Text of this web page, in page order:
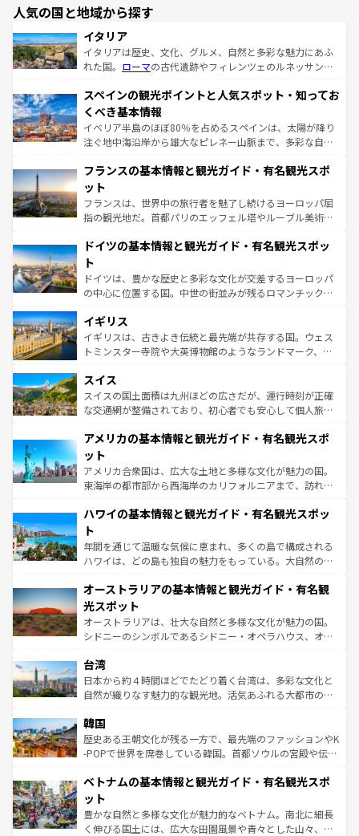
人気の国と地域から探す
イタリア
イタリアは歴史、文化、グルメ、自然と多彩な魅力にあふ
れた国。 ローマの古代遺跡やフィレンツェのルネッサンス
ろん、トスカーナの美しい田園風景やアマルフィ海岸の絶
景など、自然景観も見逃せない。観光の合間には、本場の
ピザやパスタなど、絶品のイタリア料理を堪能することも
できる。朝目覚めてから夜眠るまで、すべての瞬間を楽し
なお、新着のイタリア情報はコンテンツ一覧を参照してほ
しい。
スペインの観光ポイントと人気スポット・知ってお
くべき基本情報
イベリア半島のほぼ80％を占めるスペインは、太陽が降り
注ぐ地中海沿岸から雄大なピレネー山脈まで、多彩な自然
文化が根付くこの国では、情熱的なフラメンコ、熱気あふ
れる闘牛、そして美味しいタパスが生活の一部となってい
る。首都マドリードの洗練された雰囲気や、バルセロナの
アートに溢れた街角から、地方では古代ローマ遺跡や中世
せる。地方によって風土や気候が異なるスペインはその個
ンテンツ一覧 を参照してほしい。
フランスの基本情報と観光ガイド・有名観光スポ
ット
フランスは、世界中の旅行者を魅了し続けるヨーロッパ屈
指の観光地だ。首都パリのエッフェル塔やルーブル美術館
で、幅広い魅力が詰まっている。華麗な宮殿、歴史的な大
聖堂、美しいビーチ、そして豊かな自然が、訪れる者を心
から魅了する。また、フランスは美食の国としても知ら
れ、フランス料理はユネスコ無形文化遺産にも登録されて
香り高いラベンダー畑など、多彩な楽しみ方が可能だ。さ
らに、パリ以外の地域にも魅力が溢れており、どの街角に
も豊かな歴史と文化が息づいている。パリ以外の個性あふ
を参照してほしい。
ドイツの基本情報と観光ガイド・有名観光スポッ
ト
ドイツは、豊かな歴史と多彩な文化が交差するヨーロッパ
の中心に位置する国。中世の街並みが残るロマンチック街
顔を持つこの国は、どこを歩いても飽きることがない。ベ
ルリンの文化的活気、バイエルン州のアルプスの絶景、そ
してライン川沿いのワイン畑といった風景は必見。ビール
は、お酒好きな人にはぜひ体験してほしい。 なお、新着の
ドイツ情報はコンテンツ一覧を参照してほしい。
イギリス
イギリスは、古きよき伝統と最先端が共存する国。ウェス
トミンスター寺院や大英博物館のようなランドマーク、歴
リアごとに異なる魅力がある。また、優雅なアフタヌーン
ティー、ビール好きにはたまらない英国パブ、サッカー観
戦など、本場だからこそできる体験も豊富。イギリスを旅
ンツ一覧を参照してほしい。
スイス
スイスの国土面積は九州ほどの広さだが、運行時刻が正確
な交通網が整備されており、初心者でも安心して個人旅行
の建物がそのまま残る町や、スイスならではのユニークな
博物館もあり、アルプス観光だけでなく町歩きも満喫する
ことができる。国民の所得が高いため物価も高いが、旅行
者向けの交通パス提供のサービスもあり、うまく活用すれ
着のスイス情報はコンテンツ一覧を参照してほしい。
アメリカの基本情報と観光ガイド・有名観光スポ
ット
アメリカ合衆国は、広大な土地と多様な文化が魅力の国。
東海岸の都市部から西海岸のカリフォルニアまで、訪れる
のような巨大都市は、観光、ショッピング、エンターテイ
ンメントが詰まった刺激的なスポットだ。一方、アメリカ
西部には大自然が広がり、グランドキャニオンやイエロー
ストーン国立公園といった絶景が堪能できる。さらに、南
文化が魅力。旅行者はアメリカの各地域で異なる魅力を楽
しみながら、その多様性と豊かな歴史を感じることができ
るだろう。車でのロードトリップや列車の旅も、アメリカ
ならではの贅沢な旅のスタイルだ。 なお、新着のアメリカ
情報は コンテンツ一覧 を参照してほしい。
ハワイの基本情報と観光ガイド・有名観光スポッ
ト
年間を通じて温暖な気候に恵まれ、多くの島で構成される
ハワイは、どの島も独自の魅力をもっている。大自然の神
ワイ島は見逃せない。また、定番の観光地といえばオアフ
島だが、静かな自然を求めるならマウイ島やカウアイ島が
おすすめ。エメラルドグリーンに輝く海をはじめ、豊かな
文化や歴史が息づいている。「アロハスピリット」と呼ば
人々、おいしいローカルフードやハワイアンミュージッ
ク、伝統的なフラダンスなど、すべてがハワイの魅力を彩
っている。訪れるたびに新しい発見と感動が待っているハ
はコンテンツ一覧
オーストラリアの基本情報と観光ガイド・有名観
光スポット
オーストラリアは、壮大な自然と多様な文化が魅力の国。
シドニーのシンボルであるシドニー・オペラハウス、オー
リアリーフや大陸中央部にそびえるウルル（エアーズロッ
ク）、タスマニアの美しい原生林やケアンズの熱帯雨林な
ど、見どころがたくさん。また、カフェやワイン、オージ
いる。アクティビティも充実しており、サーフィンやダイ
ビング、ハイキングなど、アウトドア好きにはたまらな
い。オーストラリアの多彩な魅力を存分に味わいつくそ
参照してほしい。
台湾
日本から約４時間ほどでたどり着く台湾は、多彩な文化と
自然が織りなす魅力的な観光地。活気あふれる大都市の台
ン）、静ひつな山岳地帯である台湾東部など、都市の喧騒
と山間の静けさが共存しており、訪れる人に新しい発見と
驚きをもたらしてくれる。また、奥深い台湾の食文化も魅
容にもいいと評判のスイーツなど、バラエティ豊かな料理
照してほしい。
韓国
歴史ある王朝文化が残る一方で、最先端のファッションやK
-POPで世界を席巻している韓国。首都ソウルの宮殿や伝統
き、地方に足を延ばせば四季折々の自然美を楽しむことが
できる。そして、キムチや焼肉、絶品のストリートフード
まで、さまざまな韓国料理が待っている。夜には、韓国な
らではのナイトライフも堪能できる。あたたかいホスピタ
ベトナムの基本情報と観光ガイド・有名観光スポ
ット
豊かな自然と多様な文化が魅力的なベトナム。南北に細長
く伸びる国土には、広大な田園風景や青々とした山々、世